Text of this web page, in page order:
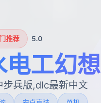
推荐 5.0
电工幻想
步兵版,dlc最新中文